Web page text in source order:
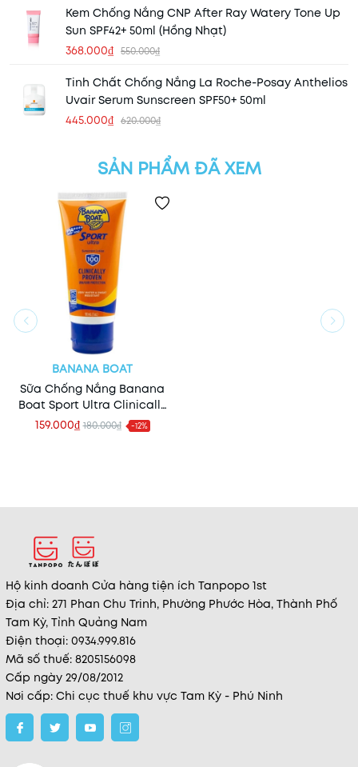
Kem Chống Nắng CNP After Ray Watery Tone Up
Sun SPF42+ 50ml (Hồng Nhạt)
368.000₫ 550.000₫
Tinh Chất Chống Nắng La Roche-Posay Anthelios
Uvair Serum Sunscreen SPF50+ 50ml
445.000₫ 620.000₫
SẢN PHẨM ĐÃ XEM
BANANA BOAT
Sữa Chống Nắng Banana
Boat Sport Ultra Clinically
Proven 90ml
159.000₫ 180.000₫ -12%
Hộ kinh doanh Cửa hàng tiện ích Tanpopo 1st
Địa chỉ: 271 Phan Chu Trinh, Phường Phước Hòa, Thành Phố
Tam Kỳ, Tỉnh Quảng Nam
Điện thoại: 0934.999.816
Mã số thuế: 8205156098
Cấp ngày 29/08/2012
Nơi cấp: Chi cục thuế khu vực Tam Kỳ - Phú Ninh